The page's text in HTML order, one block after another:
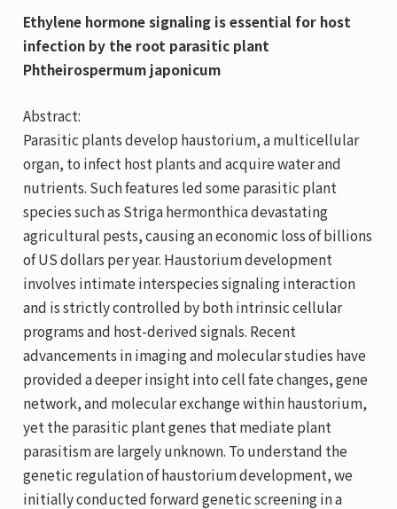
Ethylene hormone signaling is essential for host
infection by the root parasitic plant
Phtheirospermum japonicum
Abstract:
Parasitic plants develop haustorium, a multicellular
organ, to infect host plants and acquire water and
nutrients. Such features led some parasitic plant
species such as Striga hermonthica devastating
agricultural pests, causing an economic loss of billions
of US dollars per year. Haustorium development
involves intimate interspecies signaling interaction
and is strictly controlled by both intrinsic cellular
programs and host-derived signals. Recent
advancements in imaging and molecular studies have
provided a deeper insight into cell fate changes, gene
network, and molecular exchange within haustorium,
yet the parasitic plant genes that mediate plant
parasitism are largely unknown. To understand the
genetic regulation of haustorium development, we
initially conducted forward genetic screening in a